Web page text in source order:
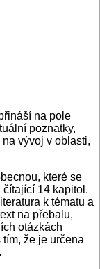
na pole
poznatky,
vývoj v oblasti,
které se
čítající 14 kapitol.
k tématu a
na přebalu,
otázkách
že je určena